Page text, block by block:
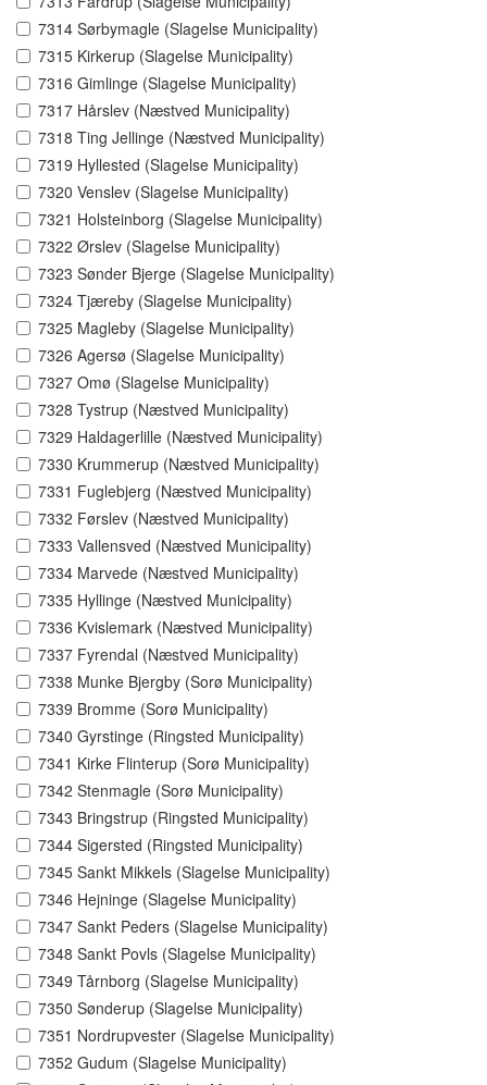
7314 Sørbymagle (Slagelse Municipality)
7315 Kirkerup (Slagelse Municipality)
7316 Gimlinge (Slagelse Municipality)
7317 Hårslev (Næstved Municipality)
7318 Ting Jellinge (Næstved Municipality)
7319 Hyllested (Slagelse Municipality)
7320 Venslev (Slagelse Municipality)
7321 Holsteinborg (Slagelse Municipality)
7322 Ørslev (Slagelse Municipality)
7323 Sønder Bjerge (Slagelse Municipality)
7324 Tjæreby (Slagelse Municipality)
7325 Magleby (Slagelse Municipality)
7326 Agersø (Slagelse Municipality)
7327 Omø (Slagelse Municipality)
7328 Tystrup (Næstved Municipality)
7329 Haldagerlille (Næstved Municipality)
7330 Krummerup (Næstved Municipality)
7331 Fuglebjerg (Næstved Municipality)
7332 Førslev (Næstved Municipality)
7333 Vallensved (Næstved Municipality)
7334 Marvede (Næstved Municipality)
7335 Hyllinge (Næstved Municipality)
7336 Kvislemark (Næstved Municipality)
7337 Fyrendal (Næstved Municipality)
7338 Munke Bjergby (Sorø Municipality)
7339 Bromme (Sorø Municipality)
7340 Gyrstinge (Ringsted Municipality)
7341 Kirke Flinterup (Sorø Municipality)
7342 Stenmagle (Sorø Municipality)
7343 Bringstrup (Ringsted Municipality)
7344 Sigersted (Ringsted Municipality)
7345 Sankt Mikkels (Slagelse Municipality)
7346 Hejninge (Slagelse Municipality)
7347 Sankt Peders (Slagelse Municipality)
7348 Sankt Povls (Slagelse Municipality)
7349 Tårnborg (Slagelse Municipality)
7350 Sønderup (Slagelse Municipality)
7351 Nordrupvester (Slagelse Municipality)
7352 Gudum (Slagelse Municipality)